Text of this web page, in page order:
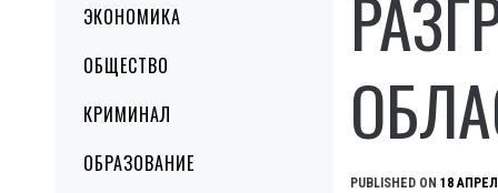
ЭКОНОМИКА
ОБЩЕСТВО
КРИМИНАЛ
ОБРАЗОВАНИЕ
PUBLISHED ON 18